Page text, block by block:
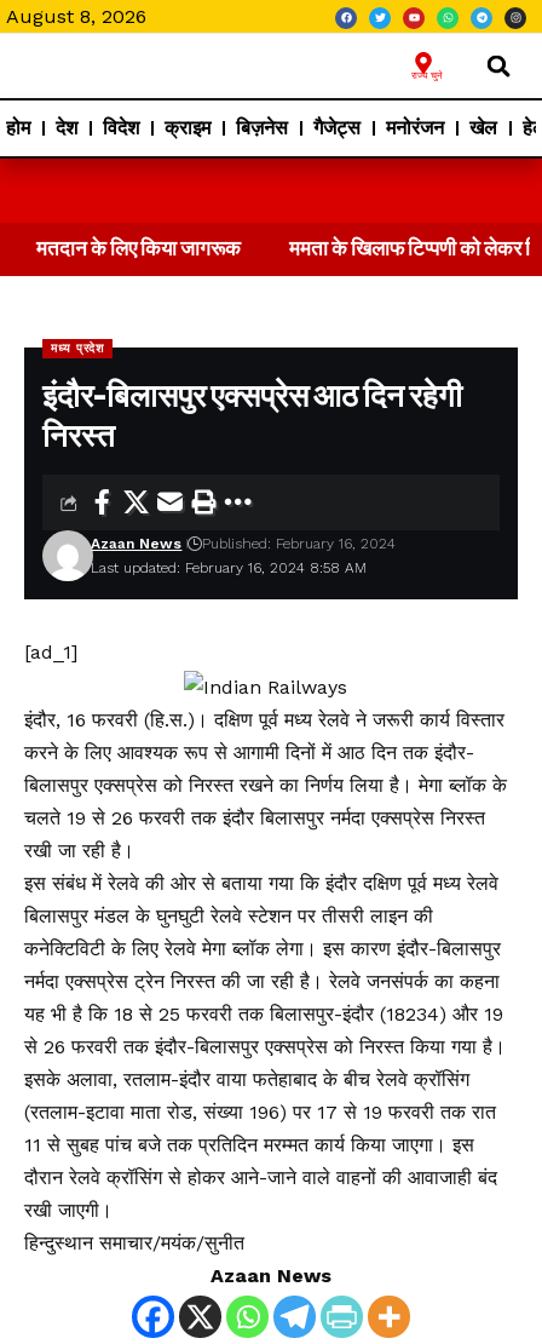
August 8, 2026
राज्य चुने
होम देश विदेश क्राइम बिज़नेस गैजेट्स मनोरंजन खेल
मतदान के लिए किया जागरूक ममता के खिलाफ टिप्पणी को लेकर
मध्य प्रदेश
इंदौर-बिलासपुर एक्सप्रेस आठ दिन रहेगी
निरस्त
Last updated: February 16, 2024 8:58 AM
Azaan News Published: February 16, 2024
[ad_1]
इंदौर, 16 फरवरी (हि.स.)। दक्षिण पूर्व मध्य रेलवे ने जरूरी कार्य विस्तार
करने के लिए आवश्यक रूप से आगामी दिनों में आठ दिन तक इंदौर-
बिलासपुर एक्सप्रेस को निरस्त रखने का निर्णय लिया है। मेगा ब्लॉक के
चलते 19 से 26 फरवरी तक इंदौर बिलासपुर नर्मदा एक्सप्रेस निरस्त
रखी जा रही है।
इस संबंध में रेलवे की ओर से बताया गया कि इंदौर दक्षिण पूर्व मध्य रेलवे
बिलासपुर मंडल के घुनघुटी रेलवे स्टेशन पर तीसरी लाइन की
कनेक्टिविटी के लिए रेलवे मेगा ब्लॉक लेगा। इस कारण इंदौर-बिलासपुर
नर्मदा एक्सप्रेस ट्रेन निरस्त की जा रही है। रेलवे जनसंपर्क का कहना
यह भी है कि 18 से 25 फरवरी तक बिलासपुर-इंदौर (18234) और 19
से 26 फरवरी तक इंदौर-बिलासपुर एक्सप्रेस को निरस्त किया गया है।
इसके अलावा, रतलाम-इंदौर वाया फतेहाबाद के बीच रेलवे क्रॉसिंग
(रतलाम-इटावा माता रोड, संख्या 196) पर 17 से 19 फरवरी तक रात
11 से सुबह पांच बजे तक प्रतिदिन मरम्मत कार्य किया जाएगा। इस
दौरान रेलवे क्रॉसिंग से होकर आने-जाने वाले वाहनों की आवाजाही बंद
रखी जाएगी।
हिन्दुस्थान समाचार/मयंक/सुनीत
Azaan News